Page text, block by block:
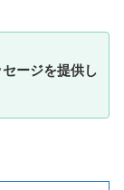
ージを提供し